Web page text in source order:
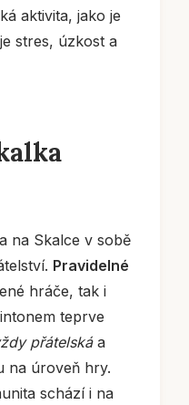
aktivita, jako je
stres, úzkost a
na Skalce v sobě
Pravidelné
hráče, tak i
teprve
přátelskáa
na úroveň hry.
schází i na